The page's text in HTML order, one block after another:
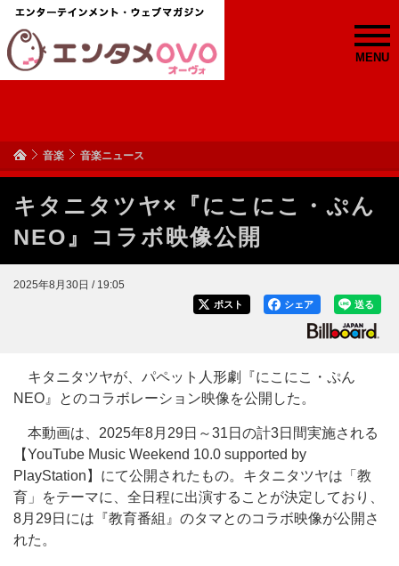
MENU
音楽 音楽ニュース
キタニタツヤ×『にこにこ・ぷん
NEO』コラボ映像公開
2025年8月30日 / 19:05
送る
シェア
ポスト
キタニタツヤが、パペット人形劇『にこにこ・ぷん
NEO』とのコラボレーション映像を公開した。
本動画は、2025年8月29日～31日の計3日間実施される
【YouTube Music Weekend 10.0 supported by
PlayStation】にて公開されたもの。キタニタツヤは「教
育」をテーマに、全日程に出演することが決定しており、
8月29日には『教育番組』のタマとのコラボ映像が公開さ
れた。